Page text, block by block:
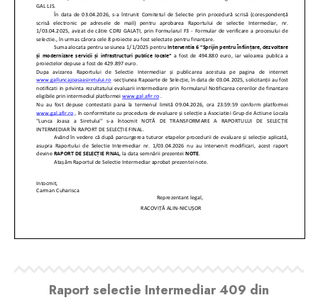
Raport selectie Intermediar 409 din